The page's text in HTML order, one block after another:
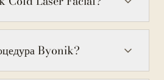
Byonik?